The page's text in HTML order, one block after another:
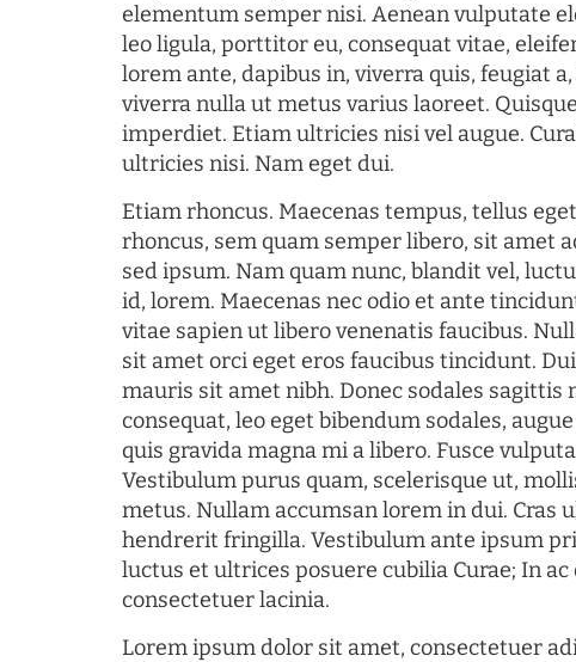
elementum semper nisi. Aenean vulputate
leo ligula, porttitor eu, consequat vitae,
lorem ante, dapibus in, viverra quis, feugiat
viverra nulla ut metus varius laoreet.
imperdiet. Etiam ultricies nisi vel augue.
ultricies nisi. Nam eget dui.
Etiam rhoncus. Maecenas tempus, tellus
rhoncus, sem quam semper libero, sit amet
sed ipsum. Nam quam nunc, blandit vel,
id, lorem. Maecenas nec odio et ante
vitae sapien ut libero venenatis faucibus.
sit amet orci eget eros faucibus tincidunt.
mauris sit amet nibh. Donec sodales sagittis
consequat, leo eget bibendum sodales,
quis gravida magna mi a libero. Fusce
Vestibulum purus quam, scelerisque ut,
metus. Nullam accumsan lorem in dui. Cras
hendrerit fringilla. Vestibulum ante ipsum
luctus et ultrices posuere cubilia Curae; In
consectetuer lacinia.
Lorem ipsum dolor sit amet, consectetuer